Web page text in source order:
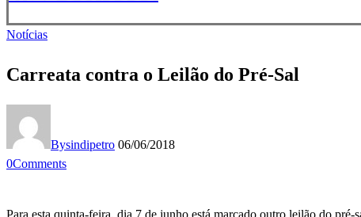
Notícias
Carreata contra o Leilão do Pré-Sal
Bysindipetro 06/06/2018
0Comments
Para esta quinta-feira, dia 7 de junho está marcado outro leilão do